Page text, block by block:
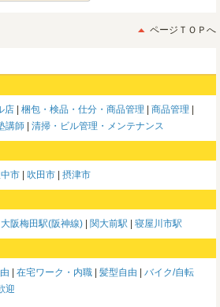
ページＴＯＰへ
店 梱包・検品・仕分・商品管理
商品管理
講師 清掃・ビル管理・メンテナンス
市 吹田市 摂津市
大阪梅田駅(阪神線) 関大前駅 寝屋川市駅
在宅ワーク・内職 髪型自由
バイク/自転
迎